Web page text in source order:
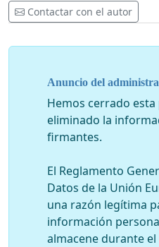
Contactar con el autor
Anuncio del
Hemos cerrado
eliminado la
firmantes.
El Reglamento
Datos de la Unión
una razón legítima
información
almacene durante